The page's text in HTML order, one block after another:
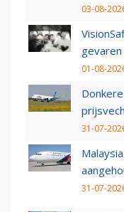
03-08-
01-08-
31-07-
31-07-